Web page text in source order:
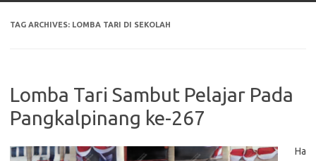
TAG ARCHIVES: LOMBA TARI DI SEKOLAH
Lomba Tari Sambut Pelajar Pada
Pangkalpinang ke-267
Ha